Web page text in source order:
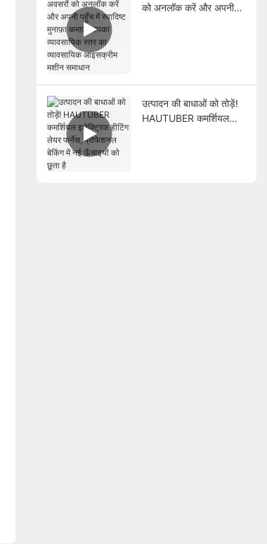
को अनलॉक करें और अपनी
उत्पादन की बाधाओं को तोड़ें!
HAUTUBER कमर्शियल